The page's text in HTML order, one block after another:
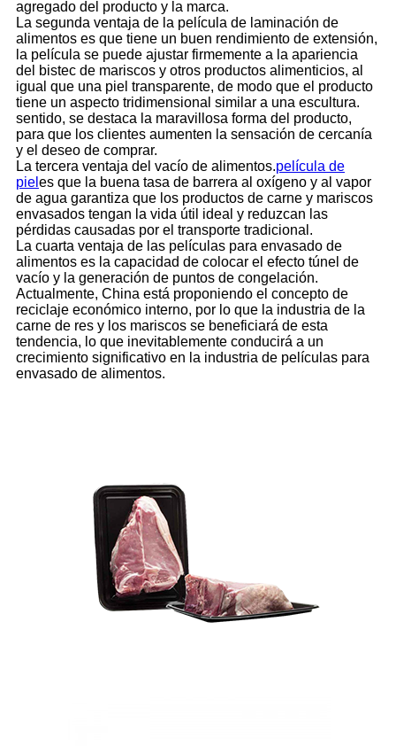
agregado del producto y la marca.
La segunda ventaja de la película de laminación de
alimentos es que tiene un buen rendimiento de extensión,
la película se puede ajustar firmemente a la apariencia
del bistec de mariscos y otros productos alimenticios, al
igual que una piel transparente, de modo que el producto
tiene un aspecto tridimensional similar a una escultura.
sentido, se destaca la maravillosa forma del producto,
para que los clientes aumenten la sensación de cercanía
y el deseo de comprar.
La tercera ventaja del vacío de alimentos.película de
piel es que la buena tasa de barrera al oxígeno y al vapor
de agua garantiza que los productos de carne y mariscos
envasados ​​tengan la vida útil ideal y reduzcan las
pérdidas causadas por el transporte tradicional.
La cuarta ventaja de las películas para envasado de
alimentos es la capacidad de colocar el efecto túnel de
vacío y la generación de puntos de congelación.
Actualmente, China está proponiendo el concepto de
reciclaje económico interno, por lo que la industria de la
carne de res y los mariscos se beneficiará de esta
tendencia, lo que inevitablemente conducirá a un
crecimiento significativo en la industria de películas para
envasado de alimentos.